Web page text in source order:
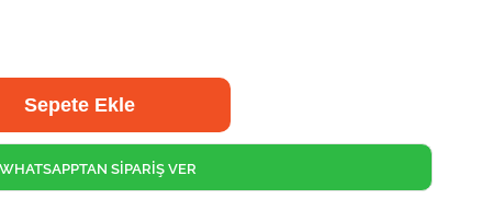
SİPARİŞ VER